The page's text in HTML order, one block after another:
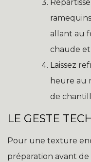
allant au
chaude
Laissez
heure au
de
LE GESTE
Pour une texture
préparation avant de